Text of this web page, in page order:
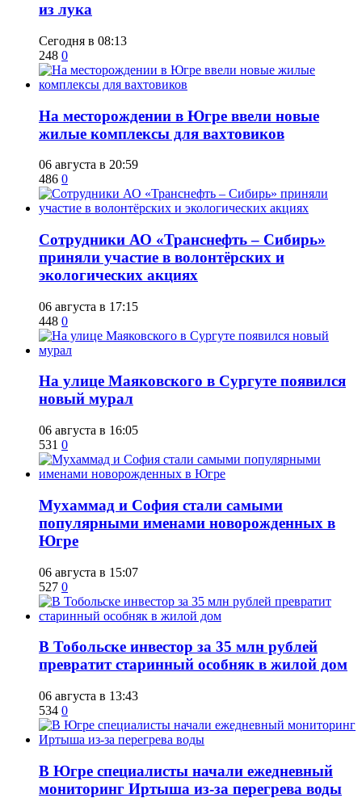
из лука
Сегодня в 08:13
248 0
​На месторождении в Югре ввели новые
жилые комплексы для вахтовиков
06 августа в 20:59
486 0
Сотрудники АО «Транснефть – Сибирь»
приняли участие в волонтёрских и
экологических акциях
06 августа в 17:15
448 0
​На улице Маяковского в Сургуте появился
новый мурал
06 августа в 16:05
531 0
​Мухаммад и София стали самыми
популярными именами новорожденных в
Югре
06 августа в 15:07
527 0
В Тобольске инвестор за 35 млн рублей
превратит старинный особняк в жилой дом
06 августа в 13:43
534 0
В Югре специалисты начали ежедневный
мониторинг Иртыша из-за перегрева воды